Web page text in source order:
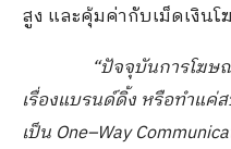
สูง และคุ้มค่ากับเม็ดเงิน
“ปัจจุบันการโฆษณาไ
เรื่องแบรนด์ดิ้ง หรือทำแค่
เป็น One–Way